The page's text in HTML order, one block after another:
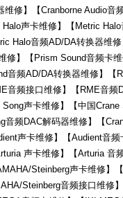
维修】【Cranborne Audio
声卡维修】【Metric
Halo音频AD/DA转换器维
修】【Prism Sound音频卡
音频AD/DA转换器维修】【
音频接口维修】【RME音
声卡维修】【中国
音频DAC解码器维修】【
声卡维修】【Audient音
声卡维修】【Arturia 音
Steinberg声卡维修】
Steinberg音频接口维